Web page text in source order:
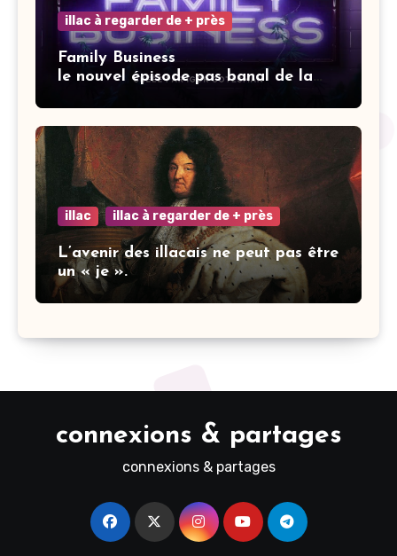
illac à regarder de + près
Family Business
le nouvel épisode pas banal de la
illac illac à regarder de + près
L’avenir des illacais ne peut pas être
un « je ».
connexions & partages
connexions & partages